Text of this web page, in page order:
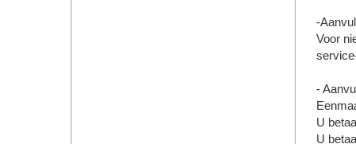
-
Voor
-
U
U